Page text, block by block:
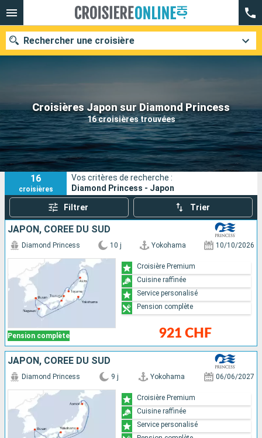
Croisières Japon sur Diamond Princess
16 croisières trouvées
Rechercher une croisière
Nos destinations
Mois de départ
Ports Compagnies
Rechercher
16
croisières
Vos critères de recherche :
Diamond Princess - Japon
Filtrer Trier
JAPON, CORÉE DU SUD
Pension complète
Diamond Princess 10 j Yokohama 10/10/2026
921 CHF
Croisière Premium
Cuisine raffinée
Service personalisé
Pension complète
JAPON, CORÉE DU SUD
Diamond Princess 9 j Yokohama 06/06/2027
Croisière Premium
Cuisine raffinée
Service personalisé